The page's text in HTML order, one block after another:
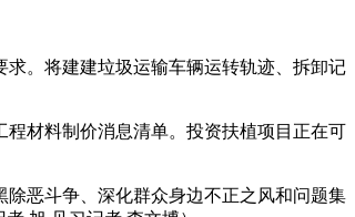
。将建建垃圾运输车辆运转轨迹、拆卸记
材料制价消息清单。投资扶植项目正在可
恶斗争、深化群众身边不正之风和问题集